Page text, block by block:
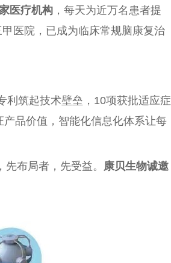
医疗机构 ，每天为近万名患者提
医院，已成为临床常规脑康复治
利筑起技术壁垒，10项获批适应症
品价值，智能化信息化体系让每
布局者，先受益。 康贝生物诚邀